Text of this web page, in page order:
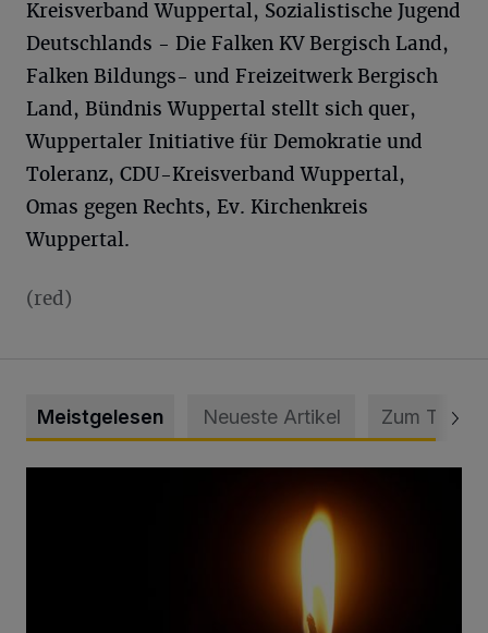
Kreisverband Wuppertal, Sozialistische Jugend
Deutschlands - Die Falken KV Bergisch Land,
Falken Bildungs- und Freizeitwerk Bergisch
Land, Bündnis Wuppertal stellt sich quer,
Wuppertaler Initiative für Demokratie und
Toleranz, CDU-Kreisverband Wuppertal,
Omas gegen Rechts, Ev. Kirchenkreis
Wuppertal.
(red)
Meistgelesen Neueste Artikel Zum Thema